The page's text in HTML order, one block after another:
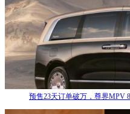
预售23天订单破万，尊界MPV